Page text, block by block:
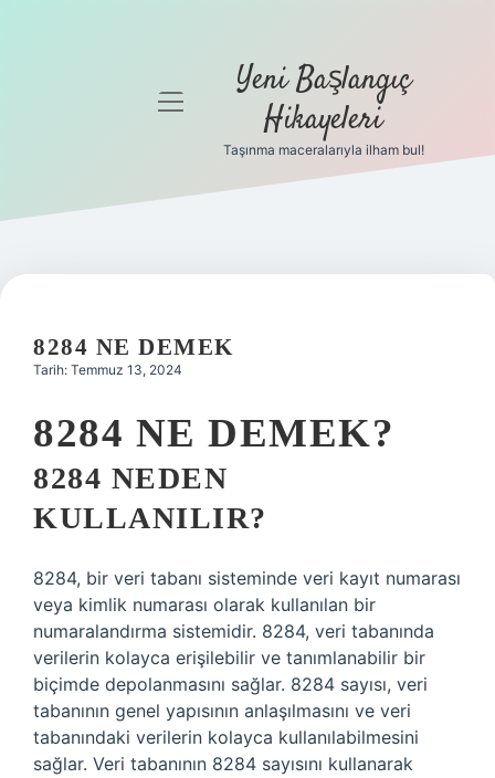
Gizlilik
Hakkımızda
menüyü
Yeni Başlangıç
Hikayeleri
Taşınma maceralarıyla ilham bul!
8284 NE DEMEK
Tarih: Temmuz 13, 2024
8284 NE DEMEK?
8284 NEDEN
KULLANILIR?
8284, bir veri tabanı sisteminde veri kayıt numarası
veya kimlik numarası olarak kullanılan bir
numaralandırma sistemidir. 8284, veri tabanında
verilerin kolayca erişilebilir ve tanımlanabilir bir
biçimde depolanmasını sağlar. 8284 sayısı, veri
tabanının genel yapısının anlaşılmasını ve veri
tabanındaki verilerin kolayca kullanılabilmesini
sağlar. Veri tabanının 8284 sayısını kullanarak